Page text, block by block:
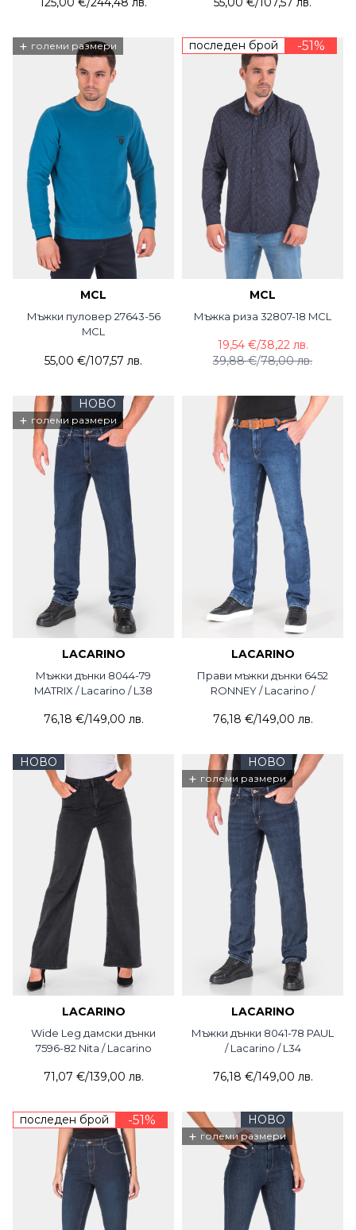
+ големи размери
MCL
Мъжки пуловер 27643-56
MCL
55,00 €/107,57 лв.
последен брой -51%
MCL
Мъжка риза 32807-18 MCL
39,88 €/78,00 лв.
19,54 €/38,22 лв.
НОВО
+ големи размери
LACARINO
Мъжки дънки 8044-79
MATRIX / Lacarino / L38
76,18 €/149,00 лв.
LACARINO
Прави мъжки дънки 6452
RONNEY / Lacarino /
76,18 €/149,00 лв.
НОВО
LACARINO
Wide Leg дамски дънки
7596-82 Nita / Lacarino
71,07 €/139,00 лв.
НОВО
+ големи размери
LACARINO
Мъжки дънки 8041-78 PAUL
/ Lacarino / L34
76,18 €/149,00 лв.
последен брой -51% НОВО
+ големи размери